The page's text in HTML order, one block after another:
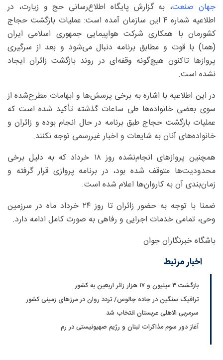
جهان صنعت، به گزارش پایگاه اطلاع‌رسانی حج و زیارت، در
اطلاعیه شماره ۴ این سازمان آمده است: عملیات بازگشت حجاج
کشورمان با همکاری شرکت هواپیمایی جمهوری اسلامی ایران
(هما) با قوت و مطابق برنامه دنبال می‌شود و بعد از سرگیری
پرواز‌ها تاکنون هیچ‌گونه وقفه‌ای در روند بازگشت زائران ایجاد
نشده است.
در این اطلاعیه با اشاره به برخی پرسش‌ها و ابهامات مطرح‌شده از
سوی بعضی خانواده‌ها طی ساعات گذشته تأکید شده است که
عملیات بازگشت حجاج طبق برنامه در حال انجام بوده و زائران و
خانواده‌های آنان به شایعات و اخبار غیررسمی توجه نکنند.
همچنین پرواز‌های انجام‌نشده روز ۱۸ خرداد که به دلیل برخی
محدودیت‌ها متوقف شده بود، در برنامه پروازی قرار گرفته و
زمان‌بندی آن به کاروان‌ها اعلام شده است.
ضمنا با توجه به حضور زائران تا روز ۲۴ خرداد ماه در سرزمین
وحی، تمامی خدمات اجرایی و رفاهی به صورت کامل ادامه دارد.
باشگاه خبرنگاران جوان
اخبار مرتبط
بازگشت ۳ میلیون و ۱۷ هزار زائر اربعین به کشور
ترافیک سنگین در جاده چالوس/ تردد روان در مرزهای زمینی کشور
سرمربی الاهلی عربستان انتخاب شد
آغاز دور سوم مذاکرات لبنان و رژیم صهیونیستی در رم